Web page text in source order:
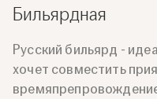
Бильярдная
Русский бильярд -
хочет совместить